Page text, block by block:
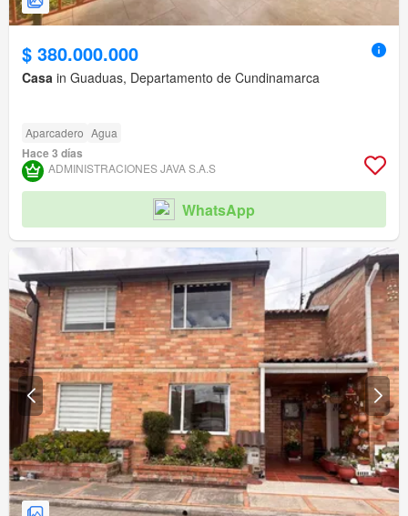
$ 380.000.000
Casa in Guaduas, Departamento de Cundinamarca
Aparcadero Agua
Hace 3 días
ADMINISTRACIONES JAVA S.A.S
WhatsApp